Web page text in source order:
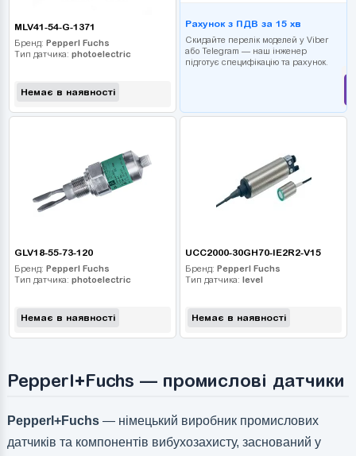
MLV41-54-G-1371
Бренд: Pepperl Fuchs
Тип датчика: photoelectric
Немає в наявності
Рахунок з ПДВ за 15 хв
Скидайте перелік моделей у Viber
або Telegram — наш інженер
підготує специфікацію та рахунок.
GLV18-55-73-120
Бренд: Pepperl Fuchs
Тип датчика: photoelectric
Немає в наявності
UCC2000-30GH70-IE2R2-V15
Бренд: Pepperl Fuchs
Тип датчика: level
Немає в наявності
Pepperl+Fuchs — промислові датчики
Pepperl+Fuchs— німецький виробник промислових
датчиків та компонентів вибухозахисту, заснований у